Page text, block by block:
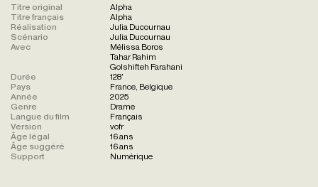
Titre original
Alpha
Titre français
Alpha
Réalisation
Julia Ducournau
Scénario
Julia Ducournau
Avec
Mélissa Boros
Tahar Rahim
Golshifteh Farahani
Durée
128'
Pays
France, Belgique
Année
2025
Genre
Drame
Langue du film
Français
Version
vofr
Âge légal
16 ans
Âge suggéré
16 ans
Support
Numérique